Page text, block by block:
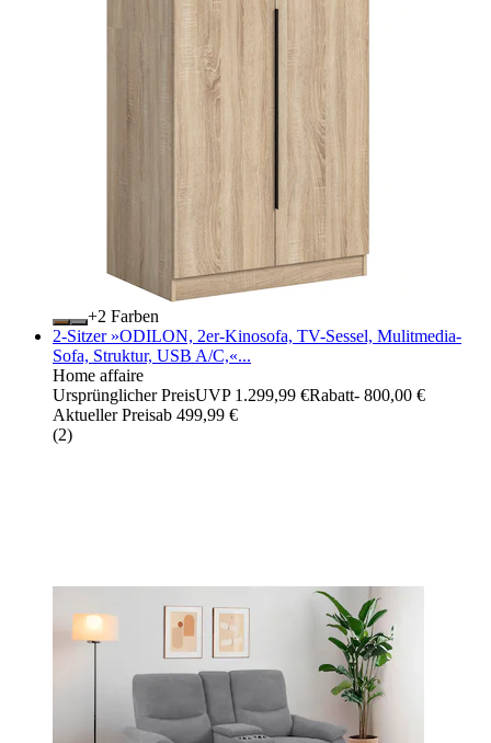
+
Farben
2-Sitzer »ODILON, 2er-Kinosofa, TV-Sessel, Mulitmedia-
Sofa, Struktur, USB A/C,«...
Home affaire
Ursprünglicher PreisUVP 1.299,99 €Rabatt- 800,00 €
Aktueller Preisab 499,99 €
(2)